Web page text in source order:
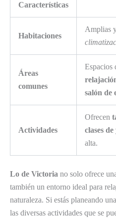
Características
Habitaciones
Amplias
Áreas
comunes
Espacios
salón de
Actividades
Ofrecen
clases de
alta.
Lo de Victoria no solo ofrece
también un entorno ideal para
naturaleza. Si estás planeando
las diversas actividades que se